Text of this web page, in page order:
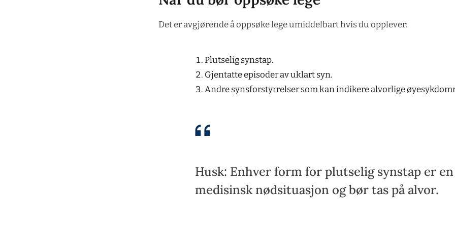
Det er avgjørende å oppsøke lege umiddelbart hvis du opplever:
Plutselig synstap.
Gjentatte episoder av uklart syn.
Andre synsforstyrrelser som kan indikere alvorlige
Husk: Enhver form for plutselig synstap er en
medisinsk nødsituasjon og bør tas på alvor.